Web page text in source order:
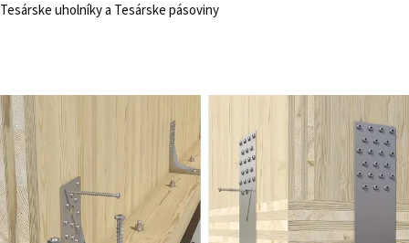
Tesárske uholníky a Tesárske pásoviny